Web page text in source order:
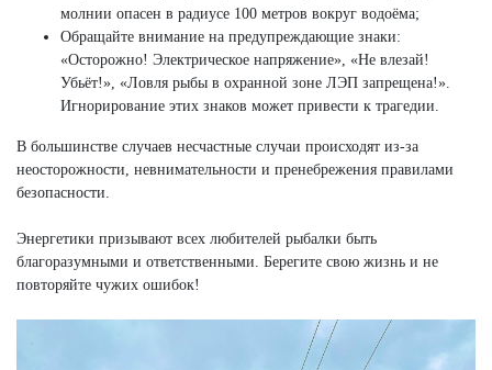
молнии опасен в радиусе 100 метров вокруг водоёма;
Обращайте внимание на предупреждающие знаки:
«Осторожно! Электрическое напряжение», «Не влезай!
Убьёт!», «Ловля рыбы в охранной зоне ЛЭП запрещена!».
Игнорирование этих знаков может привести к трагедии.
В большинстве случаев несчастные случаи происходят из-за
неосторожности, невнимательности и пренебрежения правилами
безопасности.
Энергетики призывают всех любителей рыбалки быть
благоразумными и ответственными. Берегите свою жизнь и не
повторяйте чужих ошибок!